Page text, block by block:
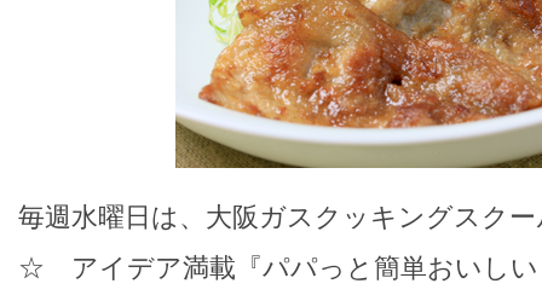
毎週水曜日は、大阪ガスクッキングスク
☆ アイデア満載『パパっと簡単おいしい